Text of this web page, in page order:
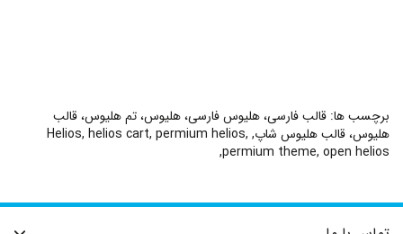
برچسب ها: قالب فارسی، هلیوس فارسی، هلیوس، تم هلیوس، قالب
هلیوس، قالب هلیوس شاپ,
Helios, helios cart, permium helios,
permium theme, open helios
,